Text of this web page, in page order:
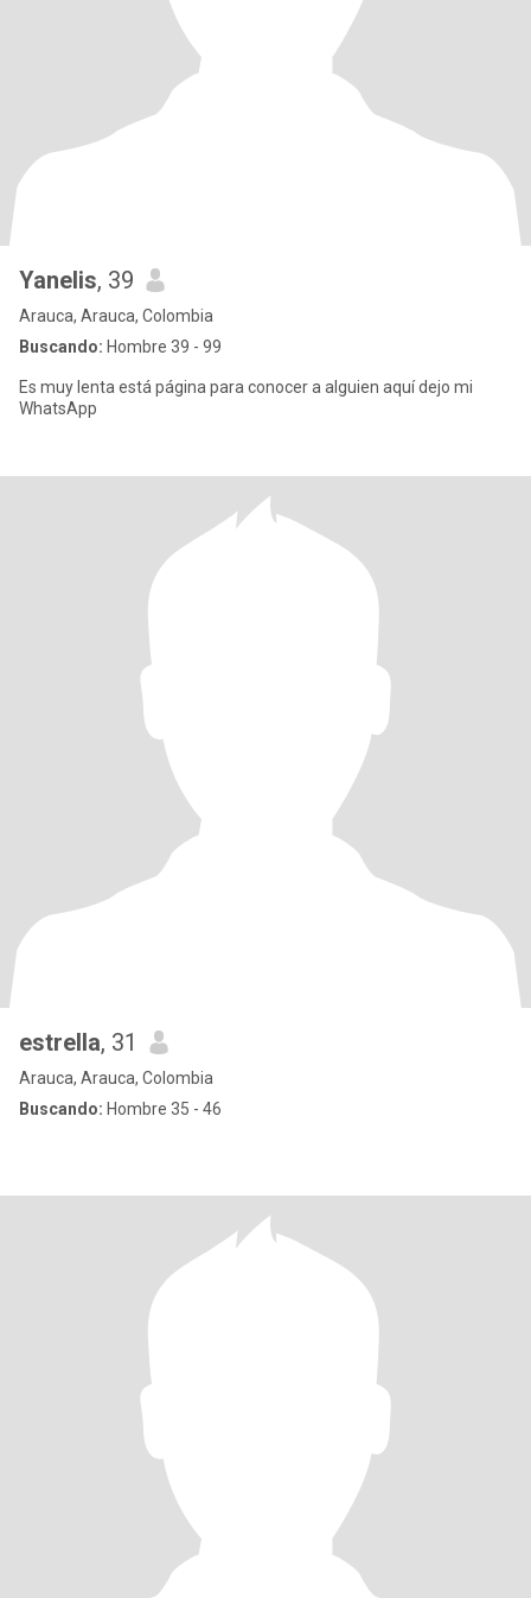
Yanelis, 39
Arauca, Arauca, Colombia
Buscando: Hombre 39 - 99
Es muy lenta está página para conocer a alguien aquí dejo mi
WhatsApp
estrella, 31
Arauca, Arauca, Colombia
Buscando: Hombre 35 - 46